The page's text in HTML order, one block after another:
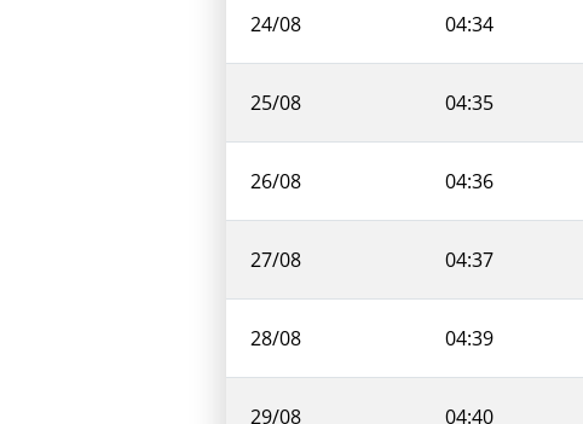
24/08 04:34
25/08 04:35
26/08 04:36
27/08 04:37
28/08 04:39
29/08 04:40